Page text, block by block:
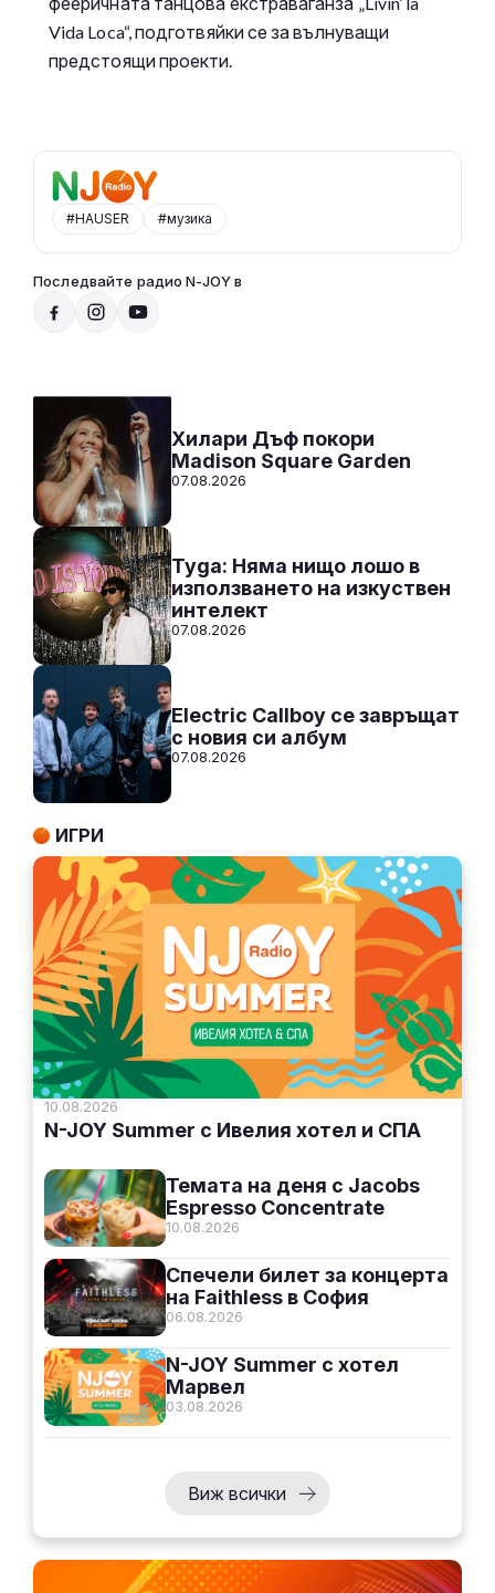
Vida Loca“, подготвяйки се за вълнуващи
предстоящи проекти.
#HAUSER #музика
Последвайте радио N-JOY в
СЛУШАЙ
Хилари Дъф покори
Madison Square Garden
07.08.2026
Tyga: Няма нищо лошо в
използването на изкуствен
интелект
07.08.2026
Electric Callboy се завръщат
с новия си албум
07.08.2026
ИГРИ
10.08.2026
N-JOY Summer с Ивелия хотел и СПА
10.08.2026
Темата на деня с Jacobs
Espresso Concentrate
06.08.2026
Спечели билет за концерта
на Faithless в София
03.08.2026
N-JOY Summer с хотел
Марвел
Виж всички